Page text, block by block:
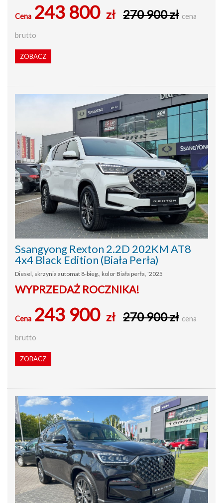
Cena 243 800 zł 270 900 zł cena
brutto
ZOBACZ
Ssangyong Rexton 2.2D 202KM AT8
4x4 Black Edition (Biała Perła)
Diesel, skrzynia automat 8-bieg., kolor Biała perła, '2025
WYPRZEDAŻ ROCZNIKA!
Cena 243 900 zł 270 900 zł cena
brutto
ZOBACZ